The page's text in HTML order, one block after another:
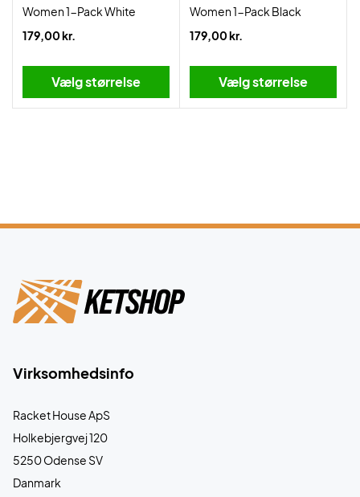
Women 1-Pack White
179,00 kr.
Vælg størrelse
Women 1-Pack Black
179,00 kr.
Vælg størrelse
Virksomhedsinfo
Racket House ApS
Holkebjergvej 120
5250 Odense SV
Danmark